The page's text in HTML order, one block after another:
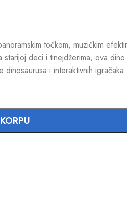
točkom, muzičkim
deci i tinejdžerima, ova
i interaktivnih igračaka.